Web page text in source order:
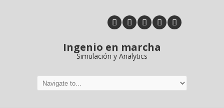
Ingenio en marcha
Simulación y Analytics